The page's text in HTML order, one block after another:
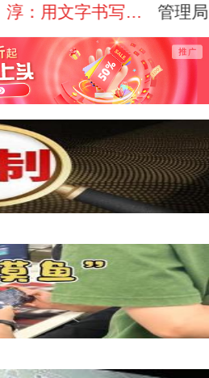
淳：用文字书写人
生 瘫痪作家用手
指敲击文字著百万
字文学作品
管理
外汇